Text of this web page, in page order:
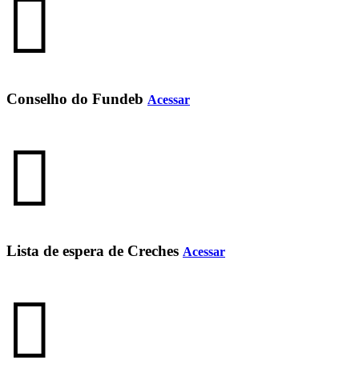
Conselho do Fundeb Acessar
Lista de espera de Creches Acessar